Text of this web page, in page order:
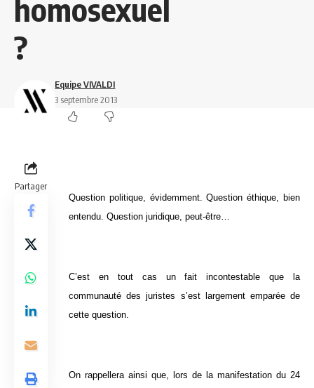
homosexuel
?
Equipe VIVALDI
3 septembre 2013
Partager
Question politique, évidemment. Question éthique, bien
entendu. Question juridique, peut-être…
C’est en tout cas un fait incontestable que la
communauté des juristes s’est largement emparée de
cette question.
On rappellera ainsi que, lors de la manifestation du 24